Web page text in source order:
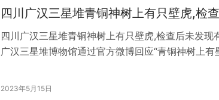
后…
四川广汉三星堆青铜神树上有只壁虎,检
四川广汉三星堆青铜神树上有只壁虎,检查后未发
广汉三星堆博物馆通过官方微博回应“青铜神树上有
上传言“在三星堆博物馆青铜神树上发现壁虎”一事
2023年5月15日